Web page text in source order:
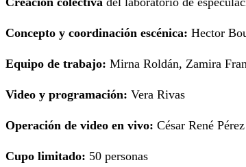
Concepto y coordinación escénica: Hector
Equipo de trabajo: Mirna Roldán, Zamira
Video y programación: Vera Rivas
Operación de video en vivo: César René
Cupo limitado: 50 personas